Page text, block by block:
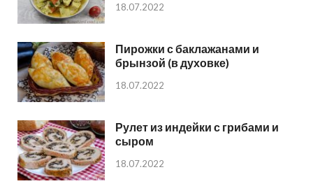
18.07.2022
Пирожки с баклажанами и
брынзой (в духовке)
18.07.2022
Рулет из индейки с грибами и
сыром
18.07.2022